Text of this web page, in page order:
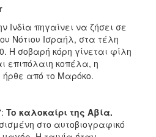
Ινδία πηγαίνει να ζήσει σε
Νότιου Ισραήλ, στα τέλη
Η σοβαρή κόρη γίνεται φίλη
επιπόλαιη κοπέλα, η
ήρθε από το Μαρόκο.
: To καλοκαίρι της Αβία.
στο αυτοβιογραφικό